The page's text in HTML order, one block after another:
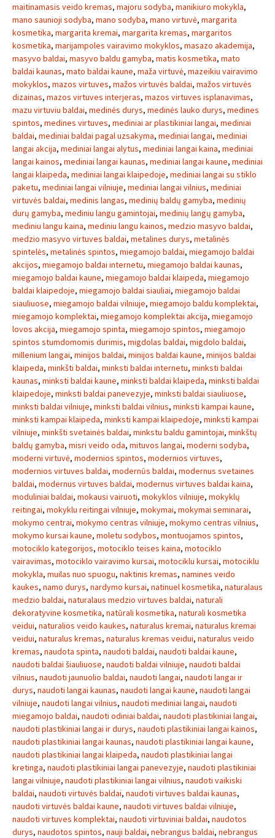
maitinamasis veido kremas, majoru sodyba, manikiuro mokykla,
mano saunioji sodyba, mano sodyba, mano virtuvė, margarita
kosmetika, margarita kremai, margarita kremas, margaritos
kosmetika, marijampoles vairavimo mokyklos, masazo akademija,
masyvo baldai, masyvo baldu gamyba, matis kosmetika, mato
baldai kaunas, mato baldai kaune, maža virtuvė, mazeikiu vairavimo
mokyklos, mazos virtuves, mažos virtuvės baldai, mažos virtuvės
dizainas, mazos virtuves interjeras, mazos virtuves isplanavimas,
mazu virtuviu baldai, medinės durys, medinės lauko durys, medines
spintos, medines virtuves, mediniai ar plastikiniai langai, mediniai
baldai, mediniai baldai pagal uzsakyma, mediniai langai, mediniai
langai akcija, mediniai langai alytus, mediniai langai kaina, mediniai
langai kainos, mediniai langai kaunas, mediniai langai kaune, mediniai
langai klaipeda, mediniai langai klaipedoje, mediniai langai su stiklo
paketu, mediniai langai vilniuje, mediniai langai vilnius, mediniai
virtuvės baldai, medinis langas, medinių baldų gamyba, medinių
durų gamyba, mediniu langu gamintojai, medinių langų gamyba,
mediniu langu kaina, mediniu langu kainos, medzio masyvo baldai,
medzio masyvo virtuves baldai, metalines durys, metalinės
spintelės, metalinės spintos, miegamojo baldai, miegamojo baldai
akcijos, miegamojo baldai internetu, miegamojo baldai kaunas,
miegamojo baldai kaune, miegamojo baldai klaipeda, miegamojo
baldai klaipedoje, miegamojo baldai siauliai, miegamojo baldai
siauliuose, miegamojo baldai vilniuje, miegamojo baldu komplektai,
miegamojo komplektai, miegamojo komplektai akcija, miegamojo
lovos akcija, miegamojo spinta, miegamojo spintos, miegamojo
spintos stumdomomis durimis, migdolas baldai, migdolo baldai,
millenium langai, minijos baldai, minijos baldai kaune, minijos baldai
klaipeda, minkšti baldai, minksti baldai internetu, minksti baldai
kaunas, minksti baldai kaune, minksti baldai klaipeda, minksti baldai
klaipedoje, minksti baldai panevezyje, minksti baldai siauliuose,
minksti baldai vilniuje, minksti baldai vilnius, minksti kampai kaune,
minksti kampai klaipeda, minksti kampai klaipedoje, minksti kampai
vilniuje, minkšti svetainės baldai, minkstu baldu gamintojai, minkštų
baldų gamyba, misri veido oda, mituvos langai, moderni sodyba,
moderni virtuvė, modernios spintos, modernios virtuves,
modernios virtuves baldai, modernūs baldai, modernus svetaines
baldai, modernus virtuves baldai, modernus virtuves baldai kaina,
moduliniai baldai, mokausi vairuoti, mokyklos vilniuje, mokyklų
reitingai, mokyklu reitingai vilniuje, mokymai, mokymai seminarai,
mokymo centrai, mokymo centras vilniuje, mokymo centras vilnius,
mokymo kursai kaune, moletu sodybos, montuojamos spintos,
motociklo kategorijos, motociklo teises kaina, motociklo
vairavimas, motociklo vairavimo kursai, motociklu kursai, motociklu
mokykla, muilas nuo spuogu, naktinis kremas, namines veido
kaukes, namo durys, nardymo kursai, natinuel kosmetika, naturalaus
medzio baldai, naturalaus medzio virtuves baldai, naturali
dekoratyvine kosmetika, natūrali kosmetika, naturali kosmetika
veidui, naturalios veido kaukes, naturalus kremai, naturalus kremai
veidui, naturalus kremas, naturalus kremas veidui, naturalus veido
kremas, naudota spinta, naudoti baldai, naudoti baldai kaune,
naudoti baldai šiauliuose, naudoti baldai vilniuje, naudoti baldai
vilnius, naudoti jaunuolio baldai, naudoti langai, naudoti langai ir
durys, naudoti langai kaunas, naudoti langai kaune, naudoti langai
vilniuje, naudoti langai vilnius, naudoti mediniai langai, naudoti
miegamojo baldai, naudoti odiniai baldai, naudoti plastikiniai langai,
naudoti plastikiniai langai ir durys, naudoti plastikiniai langai kainos,
naudoti plastikiniai langai kaunas, naudoti plastikiniai langai kaune,
naudoti plastikiniai langai klaipeda, naudoti plastikiniai langai
kretinga, naudoti plastikiniai langai panevezyje, naudoti plastikiniai
langai vilniuje, naudoti plastikiniai langai vilnius, naudoti vaikiski
baldai, naudoti virtuvės baldai, naudoti virtuves baldai kaunas,
naudoti virtuvės baldai kaune, naudoti virtuves baldai vilniuje,
naudoti virtuves komplektai, naudoti virtuviniai baldai, naudotos
durys, naudotos spintos, nauji baldai, nebrangus baldai, nebrangus